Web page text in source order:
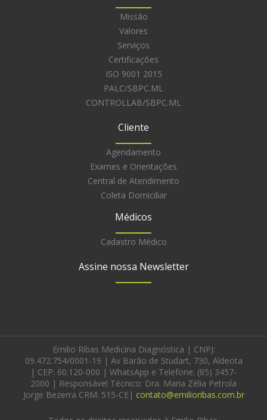
Missão
Valores
Serviços
Certificações
ISO 9001 2015
PALC/SBPC.ML
CONTROLLAB/SBPC.ML
Cliente
Agendamento
Exames e Orientações
Central de Atendimento
Coleta Domiciliar
Médicos
Cadastro Médico
Assine nossa Newsletter
Emilio Ribas Medicina Diagnóstica | CNPJ:
09.472.754/0001-19 | Av Barão de Studart, 730, Aldeota
| CEP: 60.120-000 | WhatsApp e Telefone: (85) 3457-
2000 | Responsável Técnico: Dra. Maria Zélia Petrola
Jorge Bezerra CRM: 515-CE| contato@emilioribas.com.br